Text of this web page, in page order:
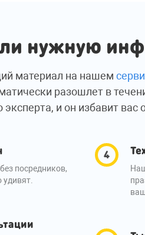
нужную
материал на нашем
разошлет в
и он избавит вас
посредников,